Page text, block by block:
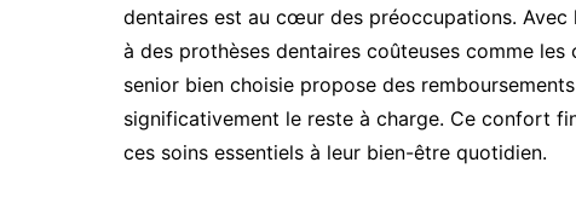
dentaires est au cœur des préoccupations. Avec
à des prothèses dentaires coûteuses comme
senior bien choisie propose des
significativement le reste à charge. Ce confort
ces soins essentiels à leur bien-être quotidien.